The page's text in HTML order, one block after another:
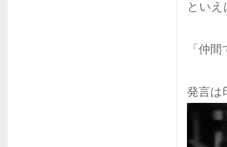
とい
「仲
発言は